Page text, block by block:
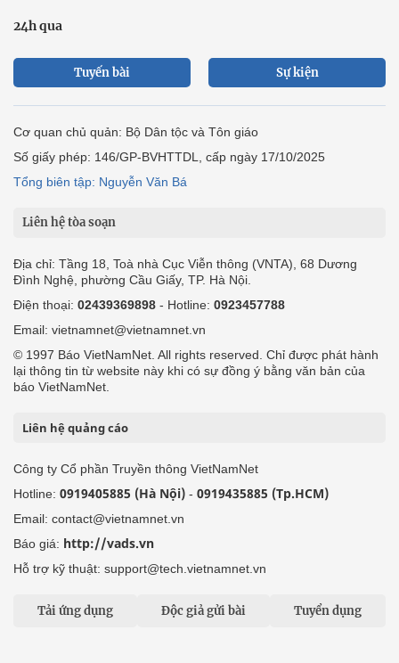
24h qua
Tuyến bài Sự kiện
Cơ quan chủ quản: Bộ Dân tộc và Tôn giáo
Số giấy phép: 146/GP-BVHTTDL, cấp ngày 17/10/2025
Tổng biên tập: Nguyễn Văn Bá
Liên hệ tòa soạn
Địa chỉ: Tầng 18, Toà nhà Cục Viễn thông (VNTA), 68 Dương
Đình Nghệ, phường Cầu Giấy, TP. Hà Nội.
Điện thoại: 02439369898 - Hotline: 0923457788
Email: vietnamnet@vietnamnet.vn
© 1997 Báo VietNamNet. All rights reserved. Chỉ được phát hành
lại thông tin từ website này khi có sự đồng ý bằng văn bản của
báo VietNamNet.
Liên hệ quảng cáo
Công ty Cổ phần Truyền thông VietNamNet
Hotline: 0919405885 (Hà Nội) - 0919435885 (Tp.HCM)
Email: contact@vietnamnet.vn
Báo giá: http://vads.vn
Hỗ trợ kỹ thuật: support@tech.vietnamnet.vn
Tải ứng dụng Độc giả gửi bài Tuyển dụng